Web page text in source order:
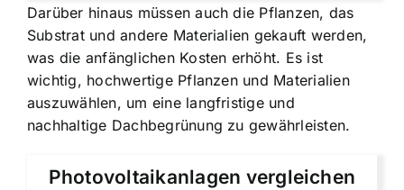
Darüber hinaus müssen auch die Pflanzen, das
Substrat und andere Materialien gekauft werden,
was die anfänglichen Kosten erhöht. Es ist
wichtig, hochwertige Pflanzen und Materialien
auszuwählen, um eine langfristige und
nachhaltige Dachbegrünung zu gewährleisten.
Photovoltaikanlagen vergleichen